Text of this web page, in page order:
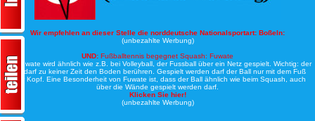
Wir empfehlen an dieser Stelle die norddeutsche Nationalsportart: Boßeln:
(unbezahlte Werbung)
UND: Fußballtennis begegnet Squash: Fuwate
Bei Fuwate wird ähnlich wie z.B. bei Volleyball, der Fussball über ein Netz gespielt. Wichtig: der
Ball darf zu keiner Zeit den Boden berühren. Gespielt werden darf der Ball nur mit dem Fuß
oder Kopf. Eine Besonderheit von Fuwate ist, dass der Ball ähnlich wie beim Squash, auch
über die Wände gespielt werden darf.
Klicken Sie hier!
(unbezahlte Werbung)